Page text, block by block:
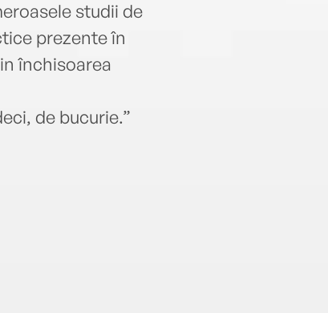
studii de
prezente în
închisoarea
de bucurie.”